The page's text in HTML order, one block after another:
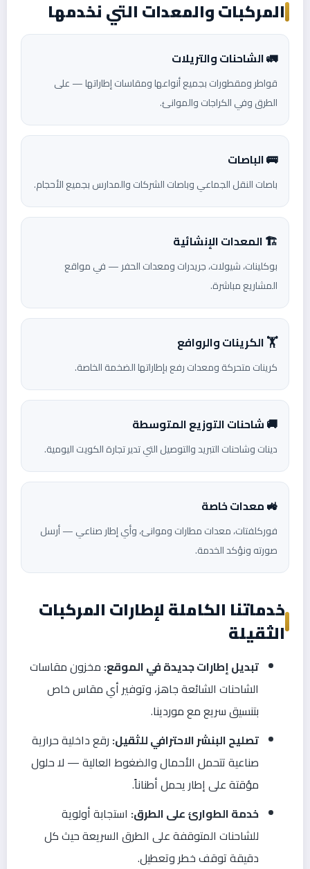
المركبات والمعدات التي نخدمها
🚛 الشاحنات والتريلات
قواطر ومقطورات بجميع أنواعها ومقاسات إطاراتها — على
الطرق وفي الكراجات والموانئ.
🚌 الباصات
باصات النقل الجماعي وباصات الشركات والمدارس بجميع الأحجام.
🏗️ المعدات الإنشائية
بوكلينات، شيولات، جريدرات ومعدات الحفر — في مواقع
المشاريع مباشرة.
🏋️ الكرينات والروافع
كرينات متحركة ومعدات رفع بإطاراتها الضخمة الخاصة.
🚚 شاحنات التوزيع المتوسطة
دينات وشاحنات التبريد والتوصيل التي تدير تجارة الكويت اليومية.
🚜 معدات خاصة
فوركلفتات، معدات مطارات وموانئ، وأي إطار صناعي — أرسل
صورته ونؤكد الخدمة.
خدماتنا الكاملة لإطارات المركبات
الثقيلة
تبديل إطارات جديدة في الموقع: مخزون مقاسات
الشاحنات الشائعة جاهز، وتوفير أي مقاس خاص
بتنسيق سريع مع موردينا.
تصليح البنشر الاحترافي للثقيل: رقع داخلية حرارية
صناعية تتحمل الأحمال والضغوط العالية — لا حلول
مؤقتة على إطار يحمل أطناناً.
خدمة الطوارئ على الطرق: استجابة أولوية
للشاحنات المتوقفة على الطرق السريعة حيث كل
دقيقة توقف خطر وتعطيل.